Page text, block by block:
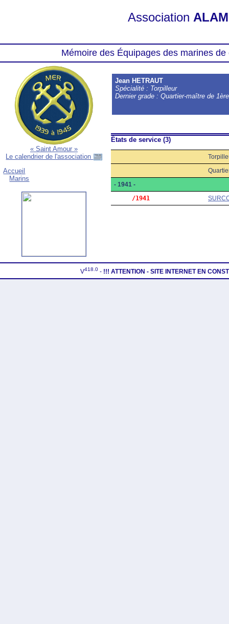
Association
Mémoire des Équipages des marines
« Saint Amour »
Le calendrier de l'association
Accueil
Marins
Jean HETRAUT
Spécialité : Torpilleur
Dernier grade : Quartier-maître de
États de service (3)
- 1941 -
     /1941
V418.0 - !!! ATTENTION - SITE INTERNET EN